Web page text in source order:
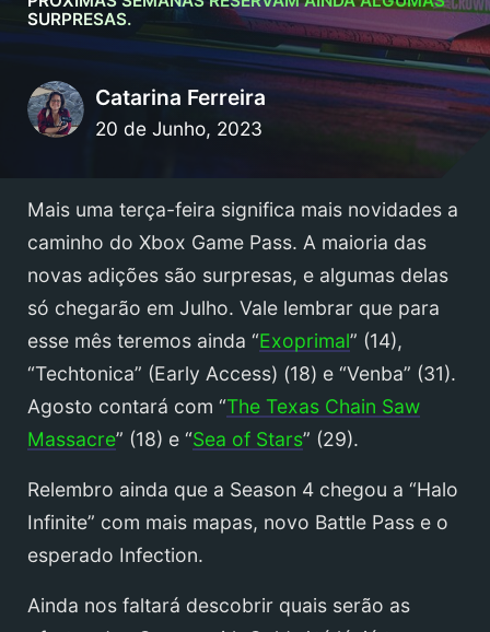
SURPRESAS.
20 de Junho, 2023
Catarina Ferreira
Mais uma terça-feira significa mais novidades a
caminho do Xbox Game Pass. A maioria das
novas adições são surpresas, e algumas delas
só chegarão em Julho. Vale lembrar que para
esse mês teremos ainda “Exoprimal” (14),
“Techtonica” (Early Access) (18) e “Venba” (31).
Agosto contará com “The Texas Chain Saw
Massacre” (18) e “Sea of Stars” (29).
Relembro ainda que a Season 4 chegou a “Halo
Infinite” com mais mapas, novo Battle Pass e o
esperado Infection.
Ainda nos faltará descobrir quais serão as